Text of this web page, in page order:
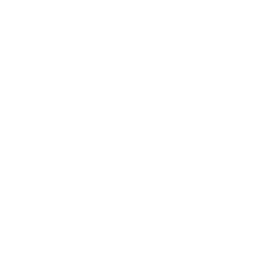
но иногда экспериментирует с кричащими